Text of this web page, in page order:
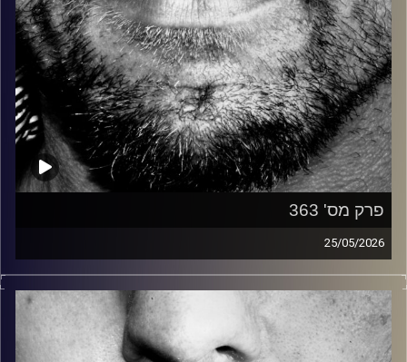
פרק מס' 363
25/05/2026
זיפים, מוזיקה מחוספסת של הופעות חיות. הרבה ג'אם, רוק,
בלוז, bluegrass, ג'אז, Fאנק, פרוגרסיב ואפילו אלקטרוניקה.
כל מה שחי, אמיתי ונושם.
עם שמוליק רגב.